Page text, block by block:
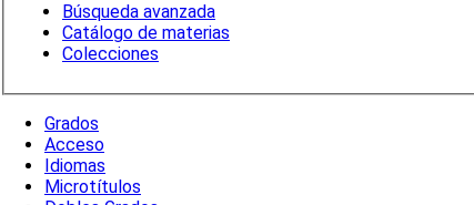
Búsqueda avanzada
Catálogo de materias
Colecciones
Grados
Acceso
Idiomas
Microtítulos